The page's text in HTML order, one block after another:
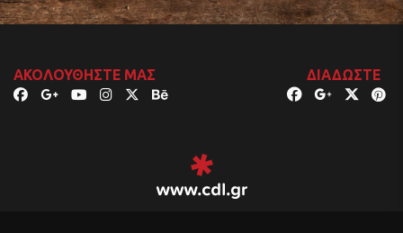
ΑΚΟΛΟΥΘΉΣΤΕ ΜΑΣ ΔΙΑΔΏΣΤΕ